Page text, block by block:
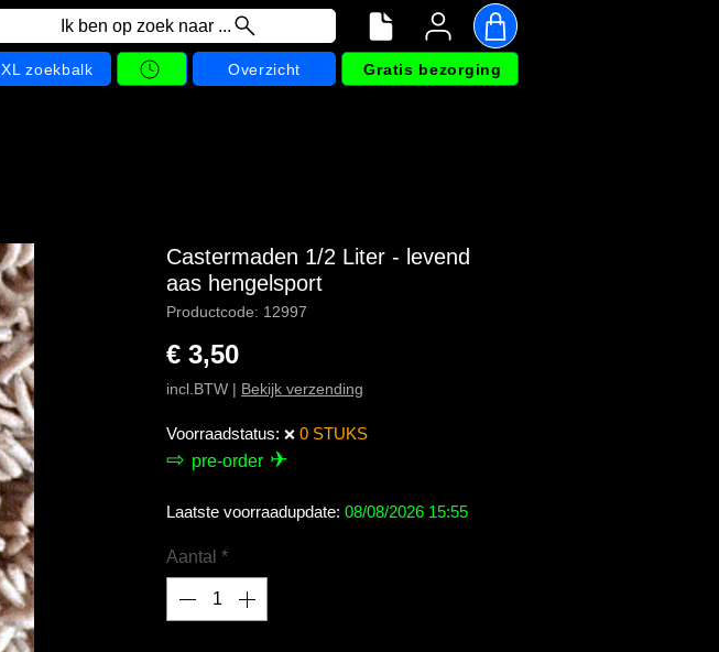
Ik ben op zoek naar ...
XL zoekbalk Overzicht Gratis bezorging
Castermaden 1/2 Liter - levend
aas hengelsport
Productcode: 12997
€ 3,50Prijs
incl.BTW | Bekijk verzending
Voorraadstatus: ❌ 0 STUKS
⇨ pre-order ✈
Laatste voorraadupdate: 08/08/2026 15:55
Aantal *